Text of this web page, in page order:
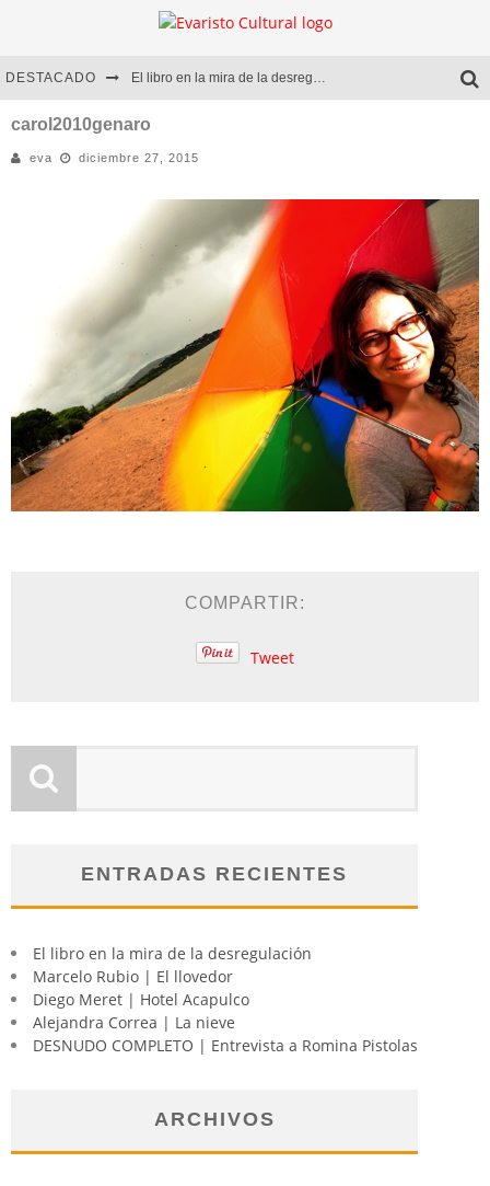
DESTACADO El libro en la mira de la desregulación
Marcelo Rubio | El llovedor
Diego Meret | Hotel Acapulco
Alejandra Correa | La nieve
carol2010genaro
eva diciembre 27, 2015
COMPARTIR:
Tweet
ENTRADAS RECIENTES
El libro en la mira de la desregulación
Marcelo Rubio | El llovedor
Diego Meret | Hotel Acapulco
Alejandra Correa | La nieve
DESNUDO COMPLETO | Entrevista a Romina Pistolas
ARCHIVOS